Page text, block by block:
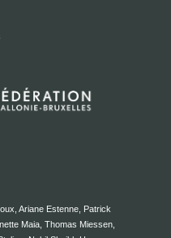
Ariane Estenne, Patrick
Maia, Thomas Miessen,